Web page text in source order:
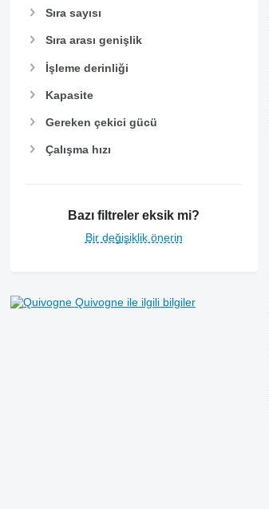
Sıra sayısı
Sıra arası genişlik
İşleme derinliği
Kapasite
Gereken çekici gücü
Çalışma hızı
Bazı filtreler eksik mi?
Bir değişiklik önerin
Quivogne ile ilgili bilgiler